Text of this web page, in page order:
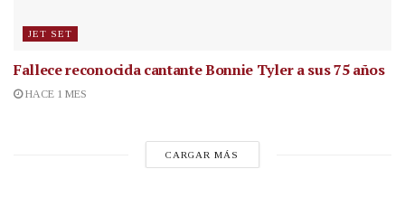
JET SET
Fallece reconocida cantanteBonnie Tyler a sus 75 años
HACE 1 MES
CARGAR MÁS